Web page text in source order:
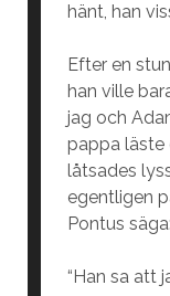
hänt, han
Efter en
han ville
jag och
pappa läste
låtsades
egentligen
Pontus säga:
“Han sa att